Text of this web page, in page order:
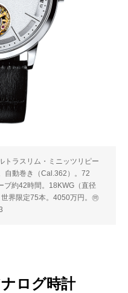
トラスリム・ミニッツリピー
自動巻き（Cal.362）。72
ブ約42時間。18KWG（直径
界限定75本。4050万円。㉄
ログ時計